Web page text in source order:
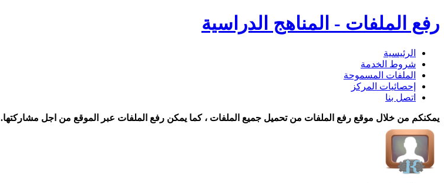
رفع الملفات - المناهج الدراسية
الرئيسية
شروط الخدمة
الملفات المسموحة
إحصائيات المركز
اتصل بنا
يمكنكم من خلال موقع رفع الملفات من تحميل جميع الملفات ، كما يمكن رفع الملفات عبر الموقع من اجل مشاركتها.